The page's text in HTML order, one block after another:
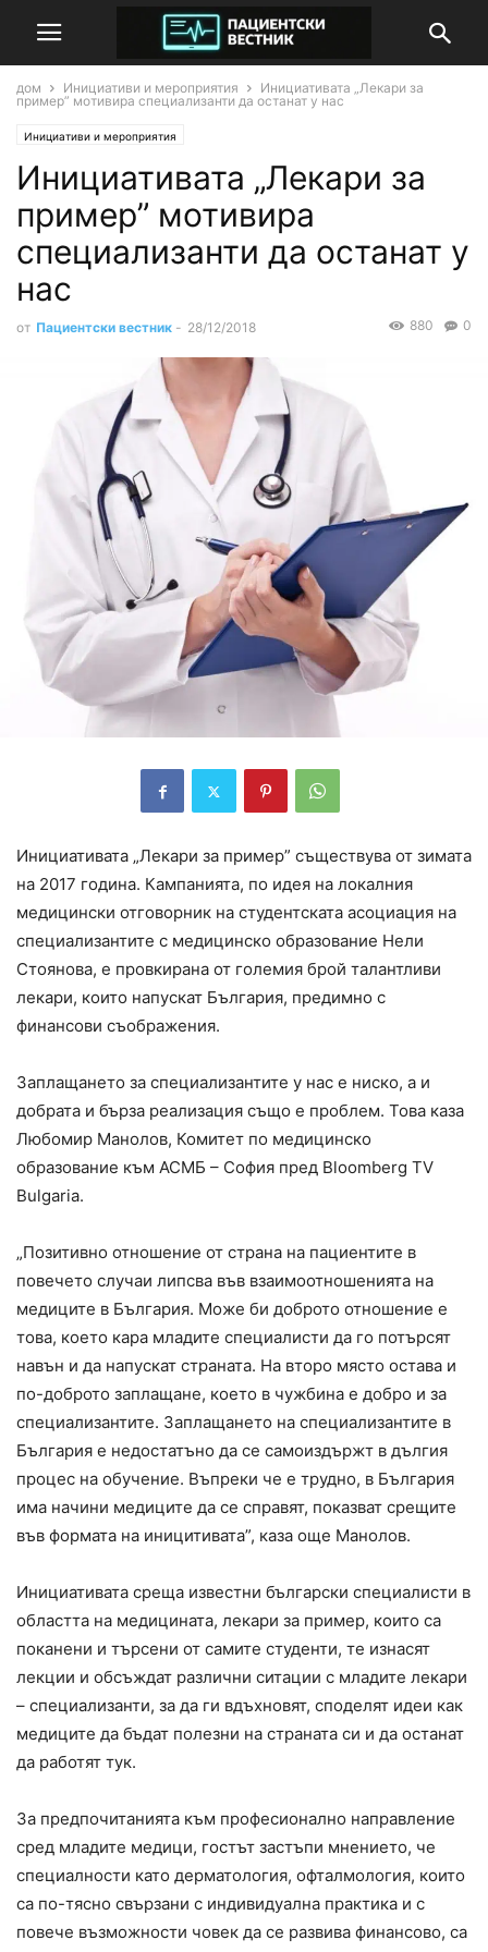
дом Инициативи и мероприятия
Инициативата „Лекари за
пример” мотивира специализанти да останат у нас
Инициативи и мероприятия
Инициативата „Лекари за
пример” мотивира
специализанти да останат у
нас
от Пациентски вестник - 28/12/2018 0
880
Инициативата „Лекари за пример” съществува от зимата
на 2017 година. Кампанията, по идея на локалния
медицински отговорник на студентската асоциация на
специализантите с медицинско образование Нели
Стоянова, е провкирана от големия брой талантливи
лекари, които напускат България, предимно с
финансови съображения.
Заплащането за специализантите у нас е ниско, а и
добрата и бърза реализация също е проблем. Това каза
Любомир Манолов, Комитет по медицинско
образование към АСМБ – София пред Bloomberg TV
Bulgaria.
„Позитивно отношение от страна на пациентите в
повечето случаи липсва във взаимоотношенията на
медиците в България. Може би доброто отношение е
това, което кара младите специалисти да го потърсят
навън и да напускат страната. На второ място остава и
по-доброто заплащане, което в чужбина е добро и за
специализантите. Заплащането на специализантите в
България е недостатъно да се самоиздържт в дългия
процес на обучение. Въпреки че е трудно, в България
има начини медиците да се справят, показват срещите
във формата на иницитивата”, каза още Манолов.
Инициативата среща известни български специалисти в
областта на медицината, лекари за пример, които са
поканени и търсени от самите студенти, те изнасят
лекции и обсъждат различни ситации с младите лекари
– специализанти, за да ги вдъхновят, споделят идеи как
медиците да бъдат полезни на страната си и да останат
да работят тук.
За предпочитанията към професионално направление
сред младите медици, гостът застъпи мнението, че
специалности като дерматология, офталмология, които
са по-тясно свързани с индивидуална практика и с
повече възможности човек да се развива финансово, са